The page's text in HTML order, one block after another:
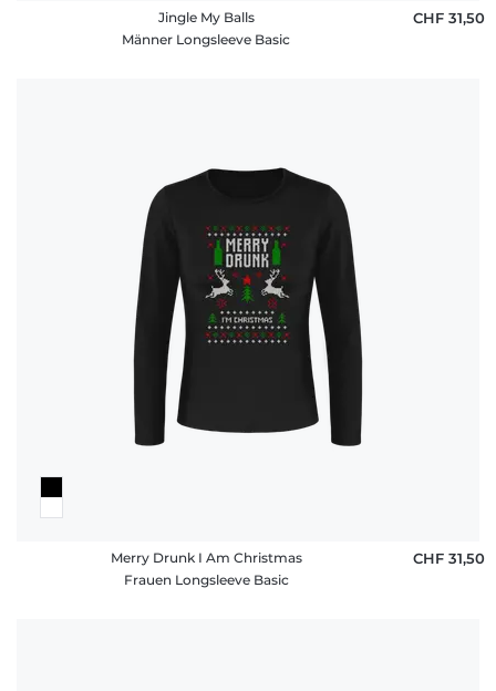
Jingle My Balls
Männer Longsleeve Basic
CHF 31,50
Merry Drunk I Am Christmas
Frauen Longsleeve Basic
CHF 31,50